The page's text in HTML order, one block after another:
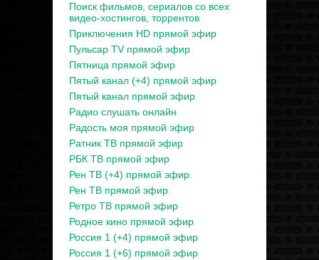
Поиск фильмов, сериалов со всех
видео-хостингов, торрентов
Приключения HD прямой эфир
Пульсар TV прямой эфир
Пятница прямой эфир
Пятый канал (+4) прямой эфир
Пятый канал прямой эфир
Радио слушать онлайн
Радость моя прямой эфир
Ратник ТВ прямой эфир
РБК ТВ прямой эфир
Рен ТВ (+4) прямой эфир
Рен ТВ прямой эфир
Ретро ТВ прямой эфир
Родное кино прямой эфир
Россия 1 (+4) прямой эфир
Россия 1 (+6) прямой эфир